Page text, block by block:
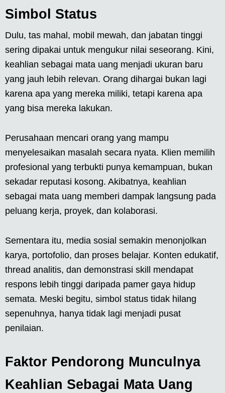
Simbol Status
Dulu, tas mahal, mobil mewah, dan jabatan tinggi
sering dipakai untuk mengukur nilai seseorang. Kini,
keahlian sebagai mata uang menjadi ukuran baru
yang jauh lebih relevan. Orang dihargai bukan lagi
karena apa yang mereka miliki, tetapi karena apa
yang bisa mereka lakukan.
Perusahaan mencari orang yang mampu
menyelesaikan masalah secara nyata. Klien memilih
profesional yang terbukti punya kemampuan, bukan
sekadar reputasi kosong. Akibatnya, keahlian
sebagai mata uang memberi dampak langsung pada
peluang kerja, proyek, dan kolaborasi.
Sementara itu, media sosial semakin menonjolkan
karya, portofolio, dan proses belajar. Konten edukatif,
thread analitis, dan demonstrasi skill mendapat
respons lebih tinggi daripada pamer gaya hidup
semata. Meski begitu, simbol status tidak hilang
sepenuhnya, hanya tidak lagi menjadi pusat
penilaian.
Faktor Pendorong Munculnya
Keahlian Sebagai Mata Uang